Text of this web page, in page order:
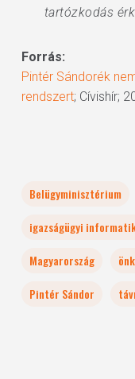
tartózkodás
Forrás:
Pintér Sándorék
rendszert; Cívishír;
Belügyminisztérium
igazságügyi
Magyarország
Pintér Sándor